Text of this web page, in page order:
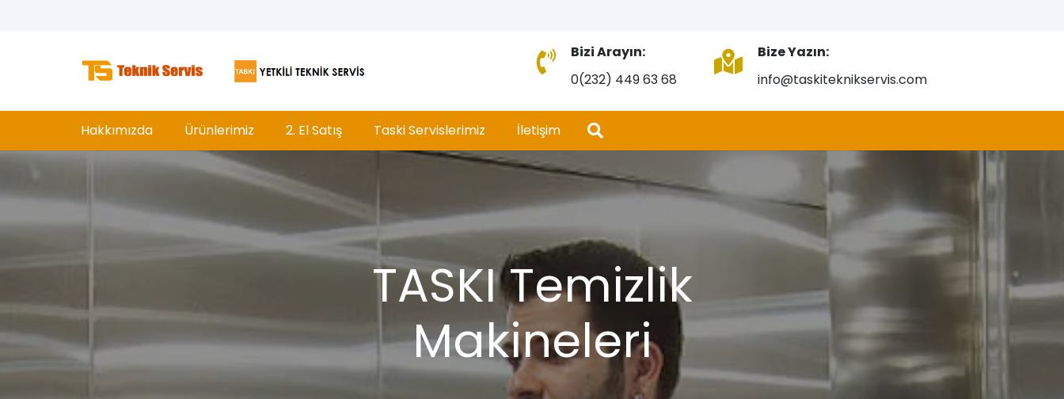
Bizi Arayın:
0(232) 449 63 68
Bize Yazın:
info@taskiteknikservis.com
Hakkımızda Ürünlerimiz 2. El Satış Taski Servislerimiz İletişim
TASKI Temizlik
Makineleri